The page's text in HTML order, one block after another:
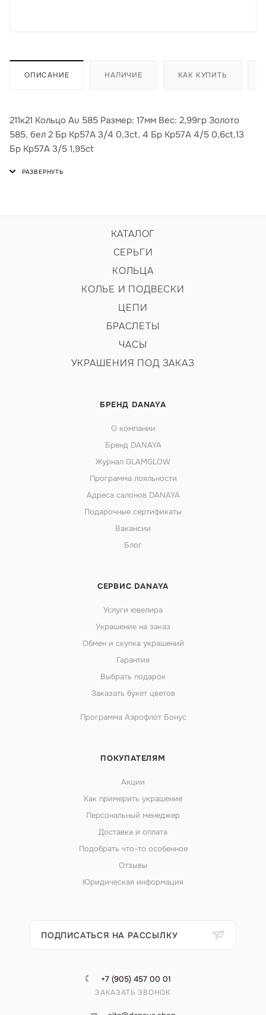
ОПИСАНИЕ НАЛИЧИЕ КАК КУПИТЬ
211к21 Кольцо Au 585 Размер: 17мм Вес: 2,99гр Золото
585, бел 2 Бр Кр57А 3/4 0,3ct, 4 Бр Кр57А 4/5 0,6ct,13
Бр Кр57А 3/5 1,95ct
КАТАЛОГ
СЕРЬГИ
КОЛЬЦА
КОЛЬЕ И ПОДВЕСКИ
ЦЕПИ
БРАСЛЕТЫ
ЧАСЫ
УКРАШЕНИЯ ПОД ЗАКАЗ
БРЕНД DANAYA
О компании
Бренд DANAYA
Журнал GLAMGLOW
Программа лояльности
Адреса салонов DANAYA
Подарочные сертификаты
Вакансии
Блог
СЕРВИС DANAYA
Услуги ювелира
Украшение на заказ
Обмен и скупка украшений
Гарантия
Выбрать подарок
Заказать букет цветов
Программа Аэрофлот Бонус
ПОКУПАТЕЛЯМ
Акции
Как примерить украшение
Персональный менеджер
Доставка и оплата
Подобрать что-то особенное
Отзывы
Юридическая информация
ПОДПИСАТЬСЯ НА РАССЫЛКУ
+7 (905) 457 00 01
ЗАКАЗАТЬ ЗВОНОК